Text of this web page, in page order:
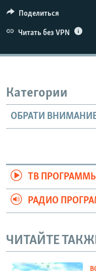
Поделиться
Читать без VPN
Категории
ОБРАТИ
ТВ ПРОГРАММЫ
РАДИО
ЧИТАЙТЕ